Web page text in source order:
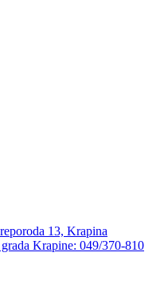
13, Krapina
Krapine: 049/370-810